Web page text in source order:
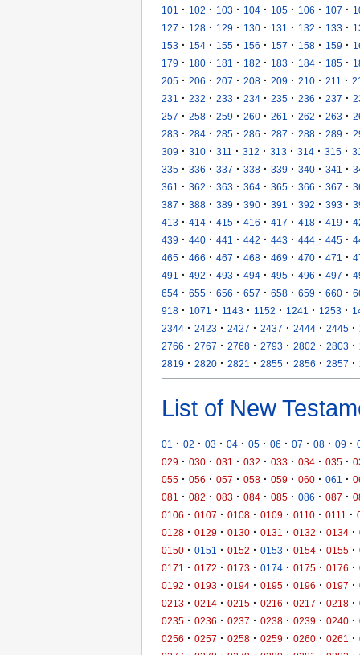
101
· 102 · 103 · 104 · 105 · 106 · 107 ·
127 · 128 · 129 · 130 · 131 · 132 · 133 ·
153 · 154 · 155 · 156 · 157 · 158 · 159 ·
179 · 180 · 181 · 182 · 183 · 184 · 185 ·
205 · 206 · 207 · 208 · 209 · 210 · 211 ·
231
· 232 · 233 · 234 · 235 · 236 · 237 ·
257 · 258 · 259 · 260 · 261 · 262 · 263 ·
283 · 284 · 285 · 286 · 287 · 288 · 289 ·
309 · 310 · 311 · 312 · 313 · 314 · 315 ·
335 · 336 · 337 · 338 · 339 · 340 · 341 ·
361
· 362 · 363 · 364 · 365 · 366 · 367 ·
387 · 388 · 389 · 390 · 391 · 392 · 393 ·
413 · 414 · 415 · 416 · 417 · 418 · 419 ·
439 · 440 · 441 · 442 · 443 · 444 · 445 ·
465 · 466 · 467 · 468 · 469 · 470 · 471 ·
491
· 492 · 493 · 494 · 495 · 496 · 497 ·
654 · 655 · 656 · 657 · 658 · 659 · 660 ·
918 · 1071 · 1143 · 1152 · 1241 · 1253 ·
2344 · 2423 · 2427 · 2437 · 2444 · 2445 ·
2766 · 2767 · 2768 · 2793 · 2802 · 2803 ·
2819 · 2820 · 2821 · 2855 · 2856 · 2857 ·
List of New
01 · 02 · 03 · 04 · 05 · 06 · 07 · 08 · 09 ·
029 · 030 · 031 · 032 · 033 · 034 · 035 ·
055 · 056 · 057 · 058 · 059 · 060 · 061 ·
081
· 082 · 083 · 084 · 085 · 086 · 087 ·
0106 · 0107 · 0108 · 0109 · 0110 · 0111 ·
0128 · 0129 · 0130 · 0131 · 0132 · 0134 ·
0150 · 0151 · 0152 · 0153 · 0154 · 0155 ·
0171
· 0172 · 0173 · 0174 · 0175 · 0176 ·
0192 · 0193 · 0194 · 0195 · 0196 · 0197 ·
0213 · 0214 · 0215 · 0216 · 0217 · 0218 ·
0235 · 0236 · 0237 · 0238 · 0239 · 0240 ·
0256 · 0257 · 0258 · 0259 · 0260 · 0261 ·